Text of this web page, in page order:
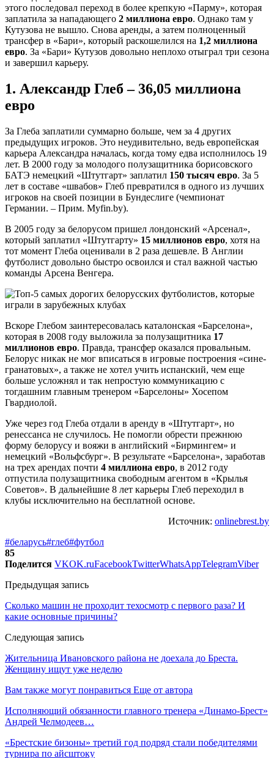
этого последовал переход в более крепкую «Парму», которая
заплатила за нападающего 2 миллиона евро. Однако там у
Кутузова не вышло. Снова аренды, а затем полноценный
трансфер в «Бари», который раскошелился на 1,2 миллиона
евро. За «Бари» Кутузов довольно неплохо отыграл три сезона
и завершил карьеру.
1. Александр Глеб – 36,05 миллиона
евро
За Глеба заплатили суммарно больше, чем за 4 других
предыдущих игроков. Это неудивительно, ведь европейская
карьера Александра началась, когда тому едва исполнилось 19
лет. В 2000 году за молодого полузащитника борисовского
БАТЭ немецкий «Штутгарт» заплатил 150 тысяч евро. За 5
лет в составе «швабов» Глеб превратился в одного из лучших
игроков на своей позиции в Бундеслиге (чемпионат
Германии. – Прим. Myfin.by).
В 2005 году за белорусом пришел лондонский «Арсенал»,
который заплатил «Штутгарту» 15 миллионов евро, хотя на
тот момент Глеба оценивали в 2 раза дешевле. В Англии
футболист довольно быстро освоился и стал важной частью
команды Арсена Венгера.
Вскоре Глебом заинтересовалась каталонская «Барселона»,
которая в 2008 году выложила за полузащитника 17
миллионов евро. Правда, трансфер оказался провальным.
Белорус никак не мог вписаться в игровые построения «сине-
гранатовых», а также не хотел учить испанский, чем еще
больше усложнял и так непростую коммуникацию с
тогдашним главным тренером «Барселоны» Хосепом
Гвардиолой.
Уже через год Глеба отдали в аренду в «Штутгарт», но
ренессанса не случилось. Не помогли обрести прежнюю
форму белорусу и вояжи в английский «Бирмингем» и
немецкий «Вольфсбург». В результате «Барселона», заработав
на трех арендах почти 4 миллиона евро, в 2012 году
отпустила полузащитника свободным агентом в «Крылья
Советов». В дальнейшие 8 лет карьеры Глеб переходил в
клубы исключительно на бесплатной основе.
Источник: onlinebrest.by
#беларусь#глеб#футбол
85
Поделится VKOK.ruFacebookTwitterWhatsAppTelegramViber
Предыдущая запись
Сколько машин не проходит техосмотр с первого раза? И
какие основные причины?
Следующая запись
Жительница Ивановского района не доехала до Бреста.
Женщину ищут уже неделю
Вам также могут понравиться Еще от автора
Исполняющий обязанности главного тренера «Динамо-Брест»
Андрей Челмодеев…
«Брестские бизоны» третий год подряд стали победителями
турнира по айсштоку